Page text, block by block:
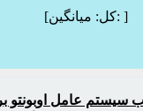
[کل:میانگین: ]
سیستم عامل اوبونتو